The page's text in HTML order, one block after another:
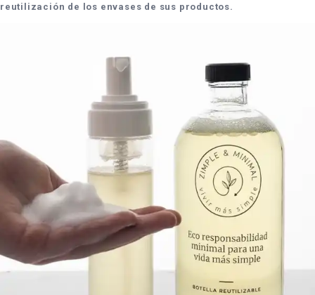
reutilización de los envases de sus productos.